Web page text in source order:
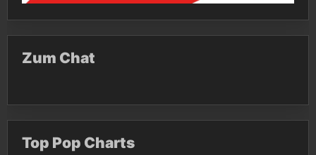
Zum Chat
Top Pop Charts